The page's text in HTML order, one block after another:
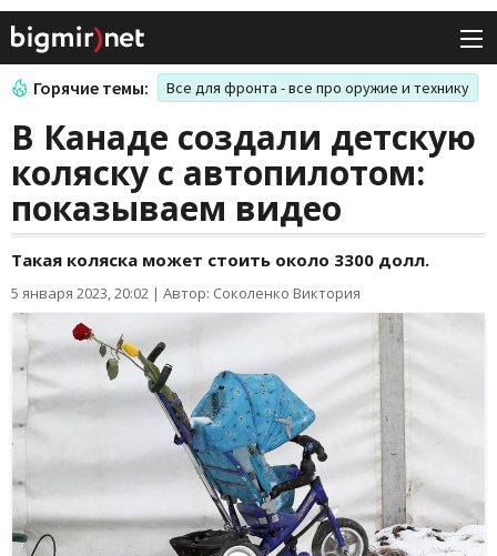
Горячие темы: Все для фронта - все про оружие и технику
В Канаде создали детскую
коляску с автопилотом:
показываем видео
Такая коляска может стоить около 3300 долл.
5 января 2023, 20:02 | Автор: Соколенко Виктория